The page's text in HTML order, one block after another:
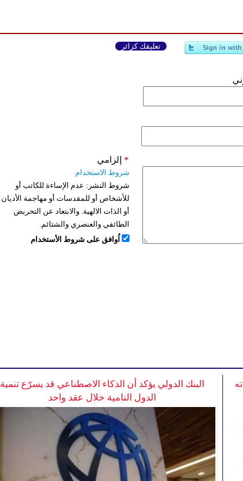
تعليقك كزائر
إلزامي *
شروط الاستخدام
شروط النشر: عدم الإساءة للكاتب أو
للأشخاص أو للمقدسات أو مهاجمة الأديان
أو الذات الالهية. والابتعاد عن التحريض
الطائفي والعنصري والشتائم.
اُوافق على شروط الأستخدام
البنك الدولي يؤكد أن الذكاء الاصطناعي قد يسرّع تنمية
الدول النامية خلال عقد واحد